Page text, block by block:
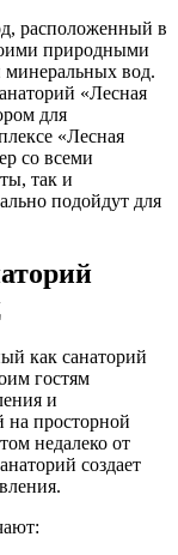
расположенный в
природными
вод.
«Лесная
для
«Лесная
со всеми
так и
подойдут для
как санаторий
гостям
и
на просторной
недалеко от
создает